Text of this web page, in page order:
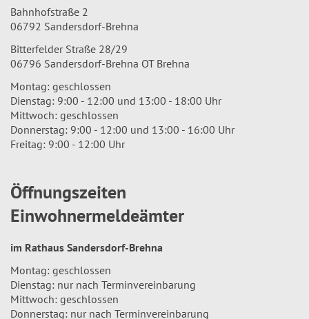
Bahnhofstraße 2
06792 Sandersdorf-Brehna
Bitterfelder Straße 28/29
06796 Sandersdorf-Brehna OT Brehna
Montag: geschlossen
Dienstag: 9:00 - 12:00 und 13:00 - 18:00 Uhr
Mittwoch: geschlossen
Donnerstag: 9:00 - 12:00 und 13:00 - 16:00 Uhr
Freitag: 9:00 - 12:00 Uhr
Öffnungszeiten
Einwohnermeldeämter
im Rathaus Sandersdorf-Brehna
Montag: geschlossen
Dienstag: nur nach Terminvereinbarung
Mittwoch: geschlossen
Donnerstag: nur nach Terminvereinbarung